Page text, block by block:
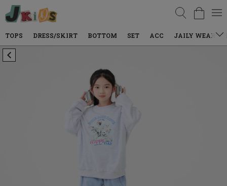
검색
DRESS/SKIRT BOTTOM SET ACC JAILY WEAR DENIM